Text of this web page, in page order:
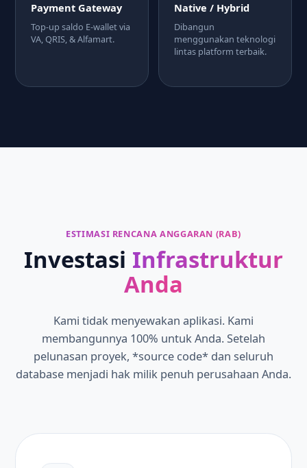
Payment Gateway
Top-up saldo E-wallet via
VA, QRIS, & Alfamart.
Native / Hybrid
Dibangun
menggunakan teknologi
lintas platform terbaik.
ESTIMASI RENCANA ANGGARAN (RAB)
Investasi Infrastruktur
Anda
Kami tidak menyewakan aplikasi. Kami
membangunnya 100% untuk Anda. Setelah
pelunasan proyek, *source code* dan seluruh
database menjadi hak milik penuh perusahaan Anda.